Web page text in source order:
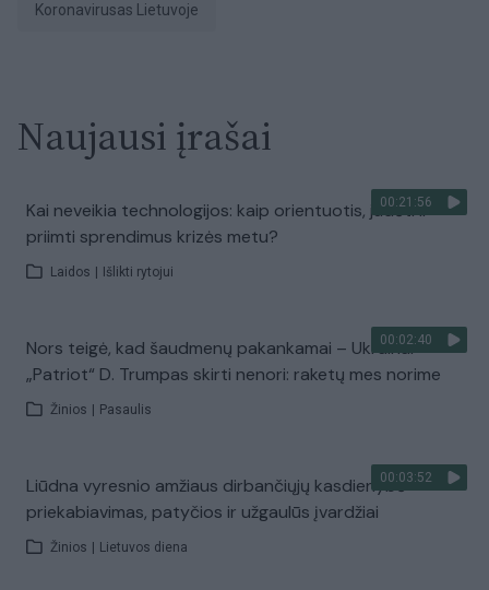
Koronavirusas Lietuvoje
Naujausi įrašai
00:21:56
Kai neveikia technologijos: kaip orientuotis, judėti ir
priimti sprendimus krizės metu?
Laidos Išlikti rytojui
00:02:40
Nors teigė, kad šaudmenų pakankamai – Ukrainai
„Patriot“ D. Trumpas skirti nenori: raketų mes norime
Žinios Pasaulis
00:03:52
Liūdna vyresnio amžiaus dirbančiųjų kasdienybė –
priekabiavimas, patyčios ir užgaulūs įvardžiai
Žinios Lietuvos diena